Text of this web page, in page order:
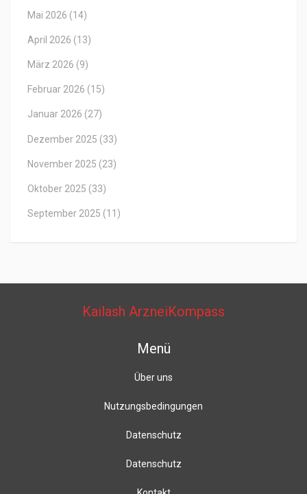
Mai 2026 (14)
April 2026 (13)
März 2026 (9)
Februar 2026 (15)
Januar 2026 (27)
Dezember 2025 (33)
November 2025 (23)
Oktober 2025 (33)
September 2025 (11)
Kailash ArzneiKompass
Menü
Über uns
Nutzungsbedingungen
Datenschutz
Datenschutz